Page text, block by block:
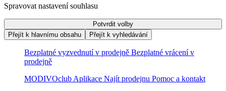
Spravovat nastavení souhlasu
Potvrdit volby
Přejít k hlavnímu obsahu
Přejít k vyhledávání
Bezplatné vyzvednutí v prodejně Bezplatné vrácení v
prodejně
MODIVOclub Aplikace Najít prodejnu Pomoc a kontakt